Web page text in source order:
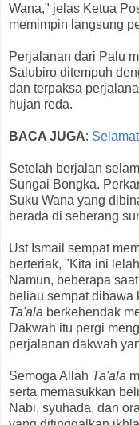
Wana," jelas Ketua
memimpin langsung
Perjalanan dari Palu
Salubiro ditempuh
dan terpaksa
hujan reda.
BACA JUGA:
Setelah berjalan
Sungai Bongka.
Suku Wana yang
berada di seberang
Ust Ismail sempat
berteriak, "Kita ini
Namun, beberapa
beliau sempat dibawa
Ta'ala berkehendak
Dakwah itu pergi
perjalanan dakwah
Semoga Allah Ta'ala
serta memasukkan
Nabi, syuhada, dan